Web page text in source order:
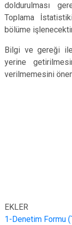
doldurulması
Toplama
bölüme
Bilgi ve gereği ile
yerine
verilmemesini
EKLER
1-Denetim Formu